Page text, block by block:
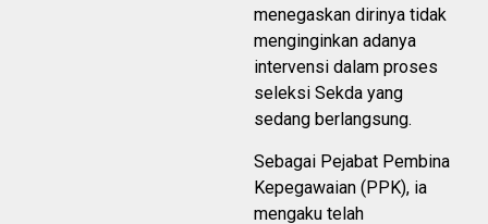
menegaskan dirinya tidak
menginginkan adanya
intervensi dalam proses
seleksi Sekda yang
sedang berlangsung.
Sebagai Pejabat Pembina
Kepegawaian (PPK), ia
mengaku telah